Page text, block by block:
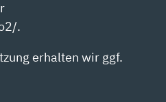
.
erhalten wir ggf.